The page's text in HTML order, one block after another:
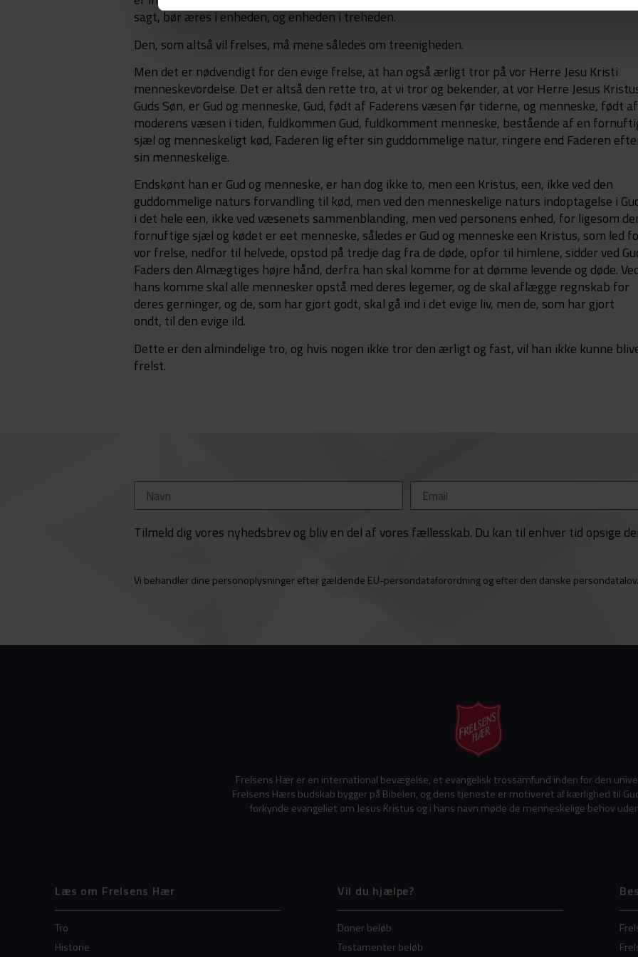
sagt, bør æres i enheden, og enheden i treheden.
Den, som altså vil frelses, må mene således om treenigheden.
Men det er nødvendigt for den evige frelse, at han også ærligt tror på vor Herre Jesu Kristi
menneskevordelse. Det er altså den rette tro, at vi tror og bekender, at vor Herre Jesus
Guds Søn, er Gud og menneske, Gud, født af Faderens væsen før tiderne, og menneske, født af
moderens væsen i tiden, fuldkommen Gud, fuldkomment menneske, bestående af en
sjæl og menneskeligt kød, Faderen lig efter sin guddommelige natur, ringere end Faderen
sin menneskelige.
Endskønt han er Gud og menneske, er han dog ikke to, men een Kristus, een, ikke ved den
guddommelige naturs forvandling til kød, men ved den menneskelige naturs indoptagelse i
i det hele een, ikke ved væsenets sammenblanding, men ved personens enhed, for ligesom
fornuftige sjæl og kødet er eet menneske, således er Gud og menneske een Kristus, som led
vor frelse, nedfor til helvede, opstod på tredje dag fra de døde, opfor til himlene, sidder ved
Faders den Almægtiges højre hånd, derfra han skal komme for at dømme levende og døde.
hans komme skal alle mennesker opstå med deres legemer, og de skal aflægge regnskab for
deres gerninger, og de, som har gjort godt, skal gå ind i det evige liv, men de, som har gjort
ondt, til den evige ild.
Dette er den almindelige tro, og hvis nogen ikke tror den ærligt og fast, vil han ikke kunne
frelst.
Tilmeld dig vores nyhedsbrev og bliv en del af vores fællesskab. Du kan til enhver tid opsige
Vi behandler dine personoplysninger efter gældende EU-persondataforordning og efter den danske
Frelsens Hær er en international bevægelse, et evangelisk trossamfund inden for den
Frelsens Hærs budskab bygger på Bibelen, og dens tjeneste er motiveret af kærlighed til
forkynde evangeliet om Jesus Kristus og i hans navn møde de menneskelige behov
Læs om Frelsens Hær
Tro
Historie
Vil du hjælpe?
Doner beløb
Testamenter beløb